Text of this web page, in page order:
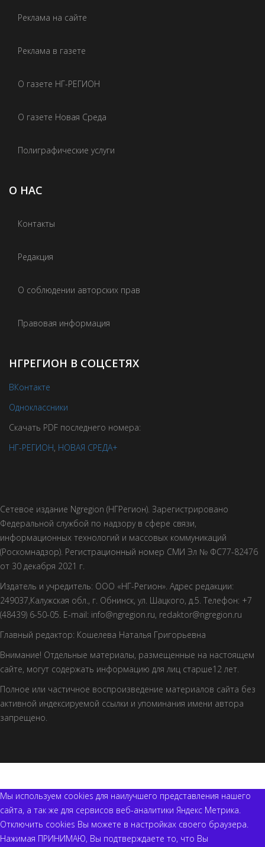
Реклама на сайте
Реклама в газете
О газете НГ-РЕГИОН
О газете Новая Среда
Полиграфические услуги
О НАС
Контакты
Редакция
О соблюдении авторских прав
Правовая информация
НГРЕГИОН В СОЦСЕТЯХ
ВКонтакте
Одноклассники
Скачать PDF последнего номера:
НГ-РЕГИОН, НОВАЯ СРЕДА+
Сетевое издание Ngregion (НГРегион). Зарегистрировано
Федеральной службой по надзору в сфере связи,
информационных технологий и массовых коммуникаций
(Роскомнадзор). Регистрационный номер СМИ Эл № ФС77-82476
от 30 декабря 2021 г.
Издатель и учредитель: ООО «НГ-Регион». Адрес редакции:
249037,Калужская обл., г. Обнинск, ул. Шацкого, д.5. Телефон: +7
(48439) 6-50-05. E-mail: info@ngregion.ru, redaktor@ngregion.ru
Главный редактор: Кошелева Наталья Григорьевна
Внимание! Отдельные материалы, размещенные на настоящем
сайте, могут содержать информацию для лиц старше12 лет.
Полное или частичное воспроизведение материалов сайта без
активной индексируемой ссылки и упоминания имени автора
запрещено.
Мы используем cookies для наилучшего представления нашего
сайта, а так же для сервисов веб-аналитики Яндекс Метрика.
Отключить cookies Вы можете в настройках своего браузера.
Нажимая ПРИНИМАЮ, Вы подтверждаете то, что Вы